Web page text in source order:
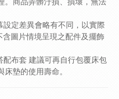
。商品弄髒汙損、損壞，無法
設定差異會略有不同，以實際
含圖片情境呈現之配件及擺飾
配布套 建議可再自行包覆床包
墊的使用壽命。